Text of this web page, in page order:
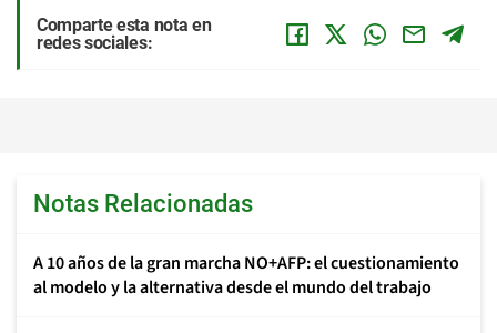
Comparte esta nota en
redes sociales:
Notas Relacionadas
A 10 años de la gran marcha NO+AFP: el cuestionamiento
al modelo y la alternativa desde el mundo del trabajo